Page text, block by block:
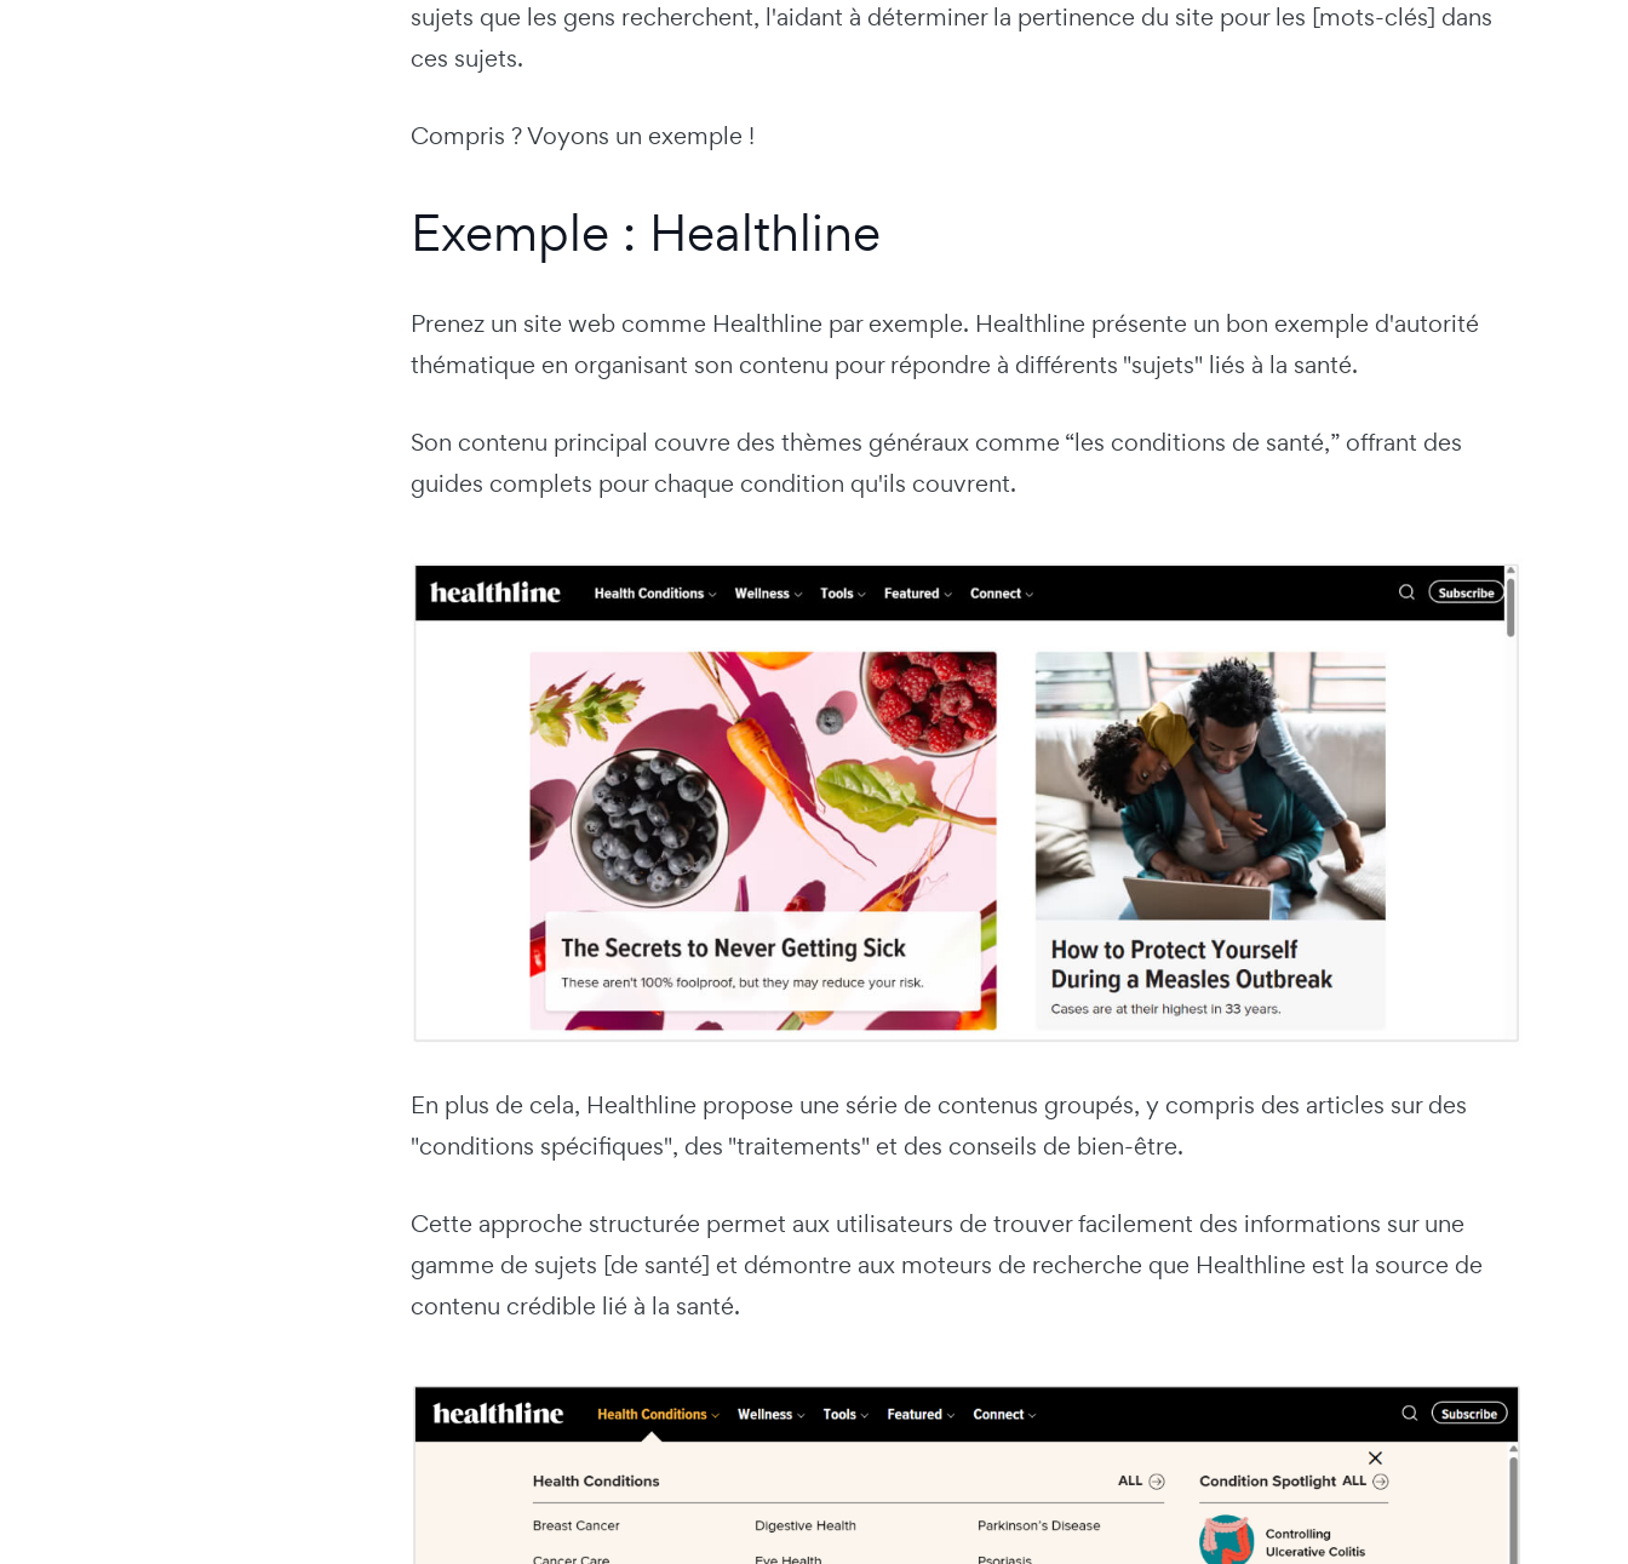
sujets que les gens recherchent, l'aidant à déterminer la pertinence du site pour les [mots-clés] dans
ces sujets.
Compris ? Voyons un exemple !
Exemple : Healthline
Prenez un site web comme Healthline par exemple. Healthline présente un bon exemple d'autorité
thématique en organisant son contenu pour répondre à différents "sujets" liés à la santé.
Son contenu principal couvre des thèmes généraux comme “les conditions de santé,” offrant des
guides complets pour chaque condition qu'ils couvrent.
En plus de cela, Healthline propose une série de contenus groupés, y compris des articles sur des
"conditions spécifiques", des "traitements" et des conseils de bien-être.
Cette approche structurée permet aux utilisateurs de trouver facilement des informations sur une
gamme de sujets [de santé] et démontre aux moteurs de recherche que Healthline est la source de
contenu crédible lié à la santé.